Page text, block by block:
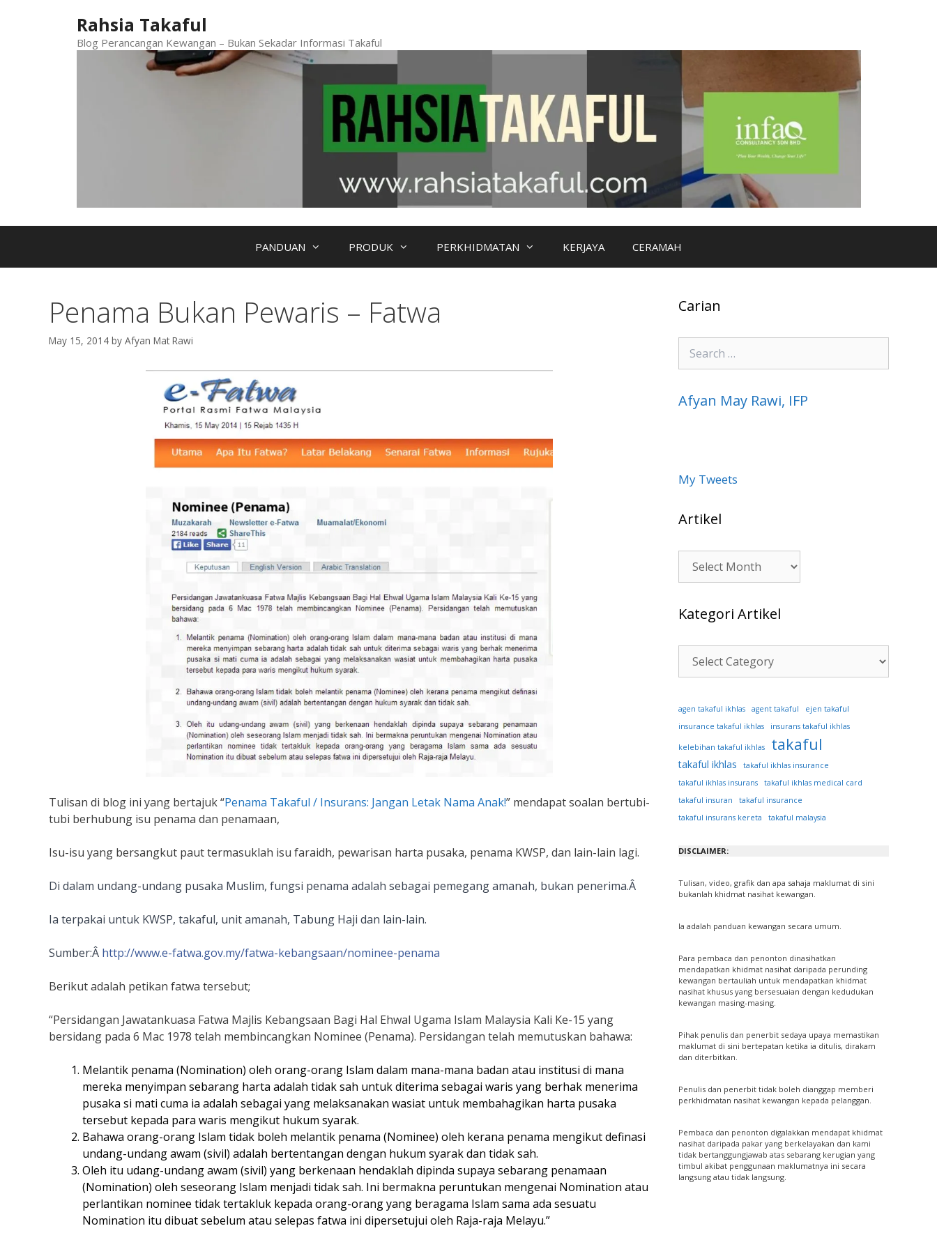
Rahsia Takaful
Blog Perancangan Kewangan – Bukan Sekadar Informasi Takaful
PANDUAN PRODUK PERKHIDMATAN KERJAYA CERAMAH
Penama Bukan Pewaris – Fatwa
May 15, 2014 by Afyan Mat Rawi
Tulisan di blog ini yang bertajuk “Penama Takaful / Insurans: Jangan Letak Nama Anak!” mendapat soalan bertubi-
tubi berhubung isu penama dan penamaan,
Isu-isu yang bersangkut paut termasuklah isu faraidh, pewarisan harta pusaka, penama KWSP, dan lain-lain lagi.
Di dalam undang-undang pusaka Muslim, fungsi penama adalah sebagai pemegang amanah, bukan penerima.Â
Ia terpakai untuk KWSP, takaful, unit amanah, Tabung Haji dan lain-lain.
Sumber:Â http://www.e-fatwa.gov.my/fatwa-kebangsaan/nominee-penama
Berikut adalah petikan fatwa tersebut;
“Persidangan Jawatankuasa Fatwa Majlis Kebangsaan Bagi Hal Ehwal Ugama Islam Malaysia Kali Ke-15 yang
bersidang pada 6 Mac 1978 telah membincangkan Nominee (Penama). Persidangan telah memutuskan bahawa:
Melantik penama (Nomination) oleh orang-orang Islam dalam mana-mana badan atau institusi di mana
mereka menyimpan sebarang harta adalah tidak sah untuk diterima sebagai waris yang berhak menerima
pusaka si mati cuma ia adalah sebagai yang melaksanakan wasiat untuk membahagikan harta pusaka
tersebut kepada para waris mengikut hukum syarak.
Bahawa orang-orang Islam tidak boleh melantik penama (Nominee) oleh kerana penama mengikut definasi
undang-undang awam (sivil) adalah bertentangan dengan hukum syarak dan tidak sah.
Oleh itu udang-undang awam (sivil) yang berkenaan hendaklah dipinda supaya sebarang penamaan
(Nomination) oleh seseorang Islam menjadi tidak sah. Ini bermakna peruntukan mengenai Nomination atau
perlantikan nominee tidak tertakluk kepada orang-orang yang beragama Islam sama ada sesuatu
Nomination itu dibuat sebelum atau selepas fatwa ini dipersetujui oleh Raja-raja Melayu.”
Carian
Search
for:
Afyan May Rawi, IFP
My Tweets
Artikel
Artikel
Kategori Artikel
Kategori
Artikel
agen takaful ikhlas agent takaful ejen takaful
insurance takaful ikhlas insurans takaful ikhlas
kelebihan takaful ikhlas takaful
takaful ikhlas
takaful ikhlas insurance
takaful ikhlas insurans
takaful ikhlas medical card
takaful insuran
takaful insurance
takaful insurans kereta
takaful malaysia
DISCLAIMER:
Tulisan, video, grafik dan apa sahaja maklumat di sini
bukanlah khidmat nasihat kewangan.
Ia adalah panduan kewangan secara umum.
Para pembaca dan penonton dinasihatkan
mendapatkan khidmat nasihat daripada perunding
kewangan bertauliah untuk mendapatkan khidmat
nasihat khusus yang bersesuaian dengan kedudukan
kewangan masing-masing.
Pihak penulis dan penerbit sedaya upaya memastikan
maklumat di sini bertepatan ketika ia ditulis, dirakam
dan diterbitkan.
Penulis dan penerbit tidak boleh dianggap memberi
perkhidmatan nasihat kewangan kepada pelanggan.
Pembaca dan penonton digalakkan mendapat khidmat
nasihat daripada pakar yang berkelayakan dan kami
tidak bertanggungjawab atas sebarang kerugian yang
timbul akibat penggunaan maklumatnya ini secara
langsung atau tidak langsung.